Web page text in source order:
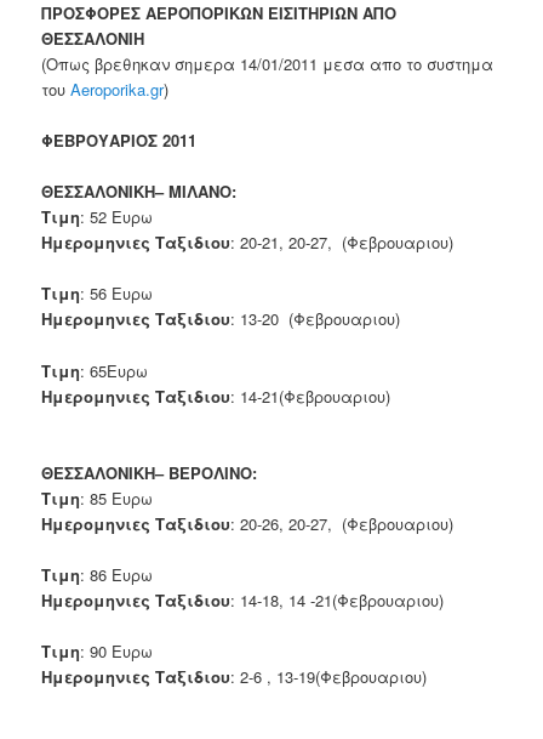
ΠΡΟΣΦΟΡΕΣ ΑΕΡΟΠΟΡΙΚΩΝ ΕΙΣΙΤΗΡΙΩΝ ΑΠΟ
ΘΕΣΣΑΛΟΝΙΗ
(Οπως βρεθηκαν σημερα 14/01/2011 μεσα απο το συστημα
τουAeroporika.gr)
ΦΕΒΡΟΥΑΡΙΟΣ 2011
ΘΕΣΣΑΛΟΝΙΚΗ– ΜΙΛΑΝΟ:
Τιμη: 52 Ευρω
Ημερομηνιες Ταξιδιου: 20-21, 20-27, (Φεβρουαριου)
Τιμη: 56 Ευρω
Ημερομηνιες Ταξιδιου: 13-20 (Φεβρουαριου)
Τιμη: 65Ευρω
Ημερομηνιες Ταξιδιου: 14-21(Φεβρουαριου)
ΘΕΣΣΑΛΟΝΙΚΗ– ΒΕΡΟΛΙΝΟ:
Τιμη: 85 Ευρω
Ημερομηνιες Ταξιδιου: 20-26, 20-27, (Φεβρουαριου)
Τιμη: 86 Ευρω
Ημερομηνιες Ταξιδιου: 14-18, 14 -21(Φεβρουαριου)
Τιμη: 90 Ευρω
Ημερομηνιες Ταξιδιου: 2-6 , 13-19(Φεβρουαριου)